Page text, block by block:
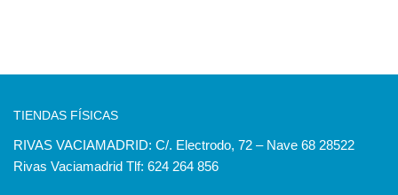
TIENDAS FÍSICAS
RIVAS VACIAMADRID: C/. Electrodo, 72 – Nave 68 28522
Rivas Vaciamadrid Tlf: 624 264 856